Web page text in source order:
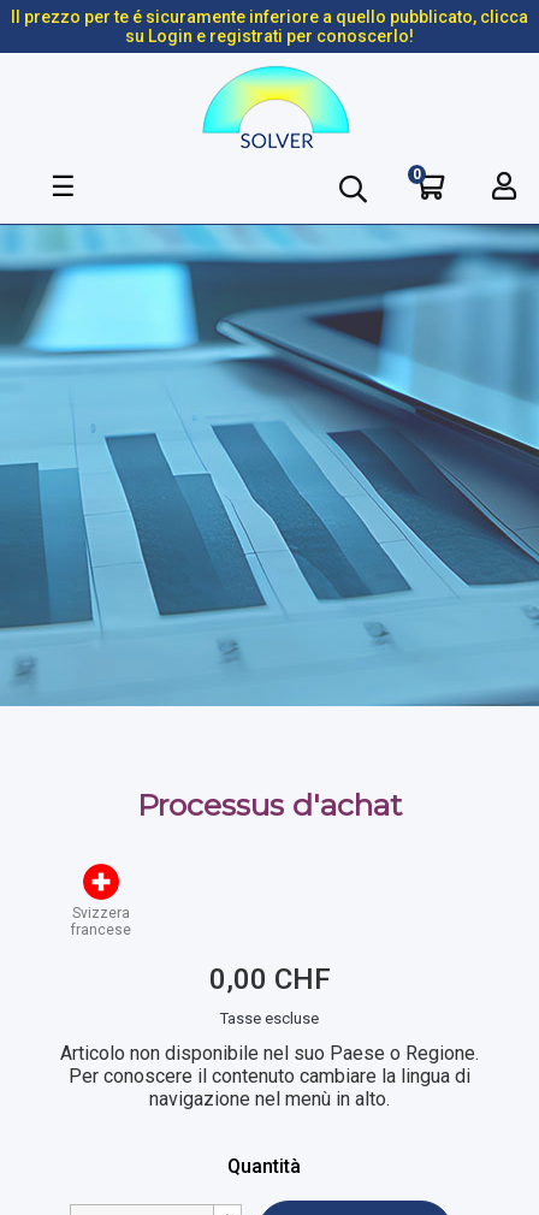
Il prezzo per te é sicuramente inferiore a quello pubblicato, clicca
su Login e registrati per conoscerlo!
navigazione
☰ 0
Processus d'achat
Svizzera
francese
0,00 CHF
Tasse escluse
Articolo non disponibile nel suo Paese o Regione.
Per conoscere il contenuto cambiare la lingua di
navigazione nel menù in alto.
Quantità